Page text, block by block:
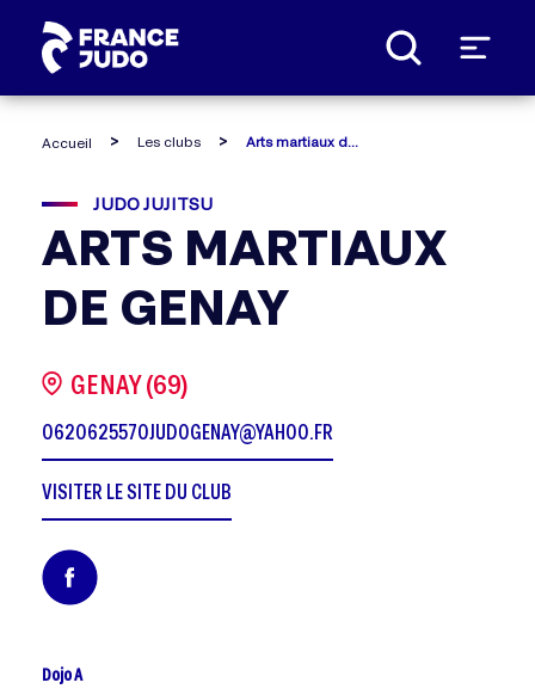
Accueil Les clubs
JUDO JUJITSU
ARTS MARTIAUX
DE GENAY
GENAY (69)
0620625570JUDOGENAY@YAHOO.FR
VISITER LE SITE DU CLUB
Dojo A